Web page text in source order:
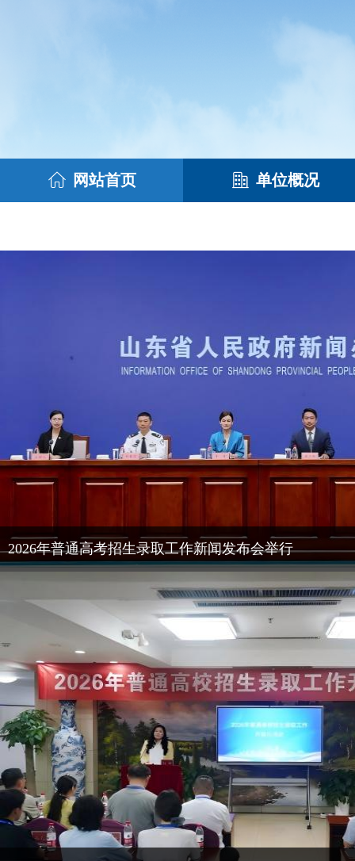
网站首页 单位概况
2026年普通高考招生录取工作新闻发布会举行